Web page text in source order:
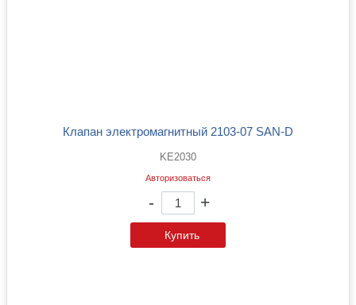
Клапан электромагнитный 2103-07 SAN-D
KE2030
Авторизоваться
- +
Купить